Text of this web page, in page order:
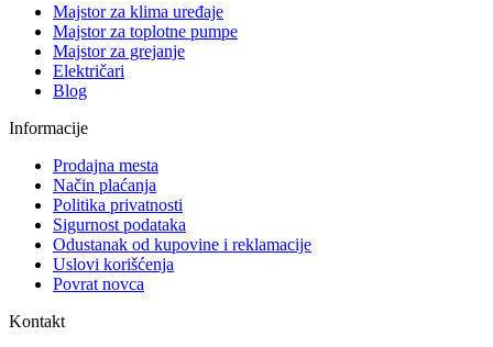
Majstor za klima uređaje
Majstor za toplotne pumpe
Majstor za grejanje
Električari
Blog
Informacije
Prodajna mesta
Način plaćanja
Politika privatnosti
Sigurnost podataka
Odustanak od kupovine i reklamacije
Uslovi korišćenja
Povrat novca
Kontakt